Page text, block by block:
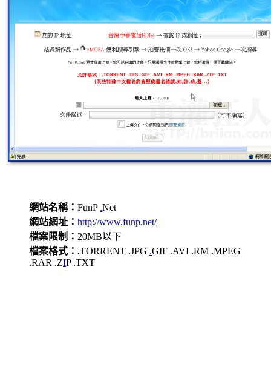
網站名稱： FunP .Net
網站網址： http://www.funp.net/
檔案限制： 20MB以下
檔案格式：.TORRENT .JPG .GIF .AVI .RM .MPEG
.RAR .ZIP .TXT